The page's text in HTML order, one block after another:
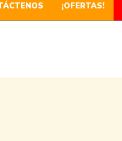
¡OFERTAS!